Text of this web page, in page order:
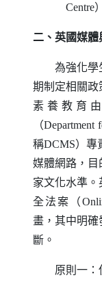
Centre
二、英國媒體
為強化學生
期制定相關政
素養教育
（Department
稱DCMS）專
媒體網路，目
家文化水準
全法案（
畫，其中明確
斷。
原則一：使